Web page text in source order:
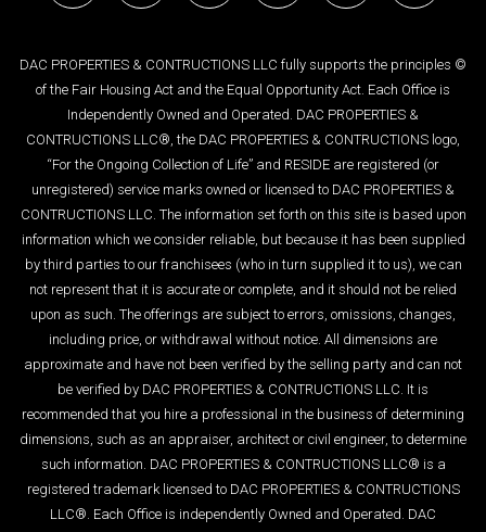
© DAC PROPERTIES & CONTRUCTIONS LLC fully supports the principles
of the Fair Housing Act and the Equal Opportunity Act. Each Office is
Independently Owned and Operated. DAC PROPERTIES &
CONTRUCTIONS LLC®, the DAC PROPERTIES & CONTRUCTIONS logo,
“For the Ongoing Collection of Life” and RESIDE are registered (or
unregistered) service marks owned or licensed to DAC PROPERTIES &
CONTRUCTIONS LLC. The information set forth on this site is based upon
information which we consider reliable, but because it has been supplied
by third parties to our franchisees (who in turn supplied it to us), we can
not represent that it is accurate or complete, and it should not be relied
upon as such. The offerings are subject to errors, omissions, changes,
including price, or withdrawal without notice. All dimensions are
approximate and have not been verified by the selling party and can not
be verified by DAC PROPERTIES & CONTRUCTIONS LLC. It is
recommended that you hire a professional in the business of determining
dimensions, such as an appraiser, architect or civil engineer, to determine
such information. DAC PROPERTIES & CONTRUCTIONS LLC® is a
registered trademark licensed to DAC PROPERTIES & CONTRUCTIONS
LLC®. Each Office is independently Owned and Operated. DAC